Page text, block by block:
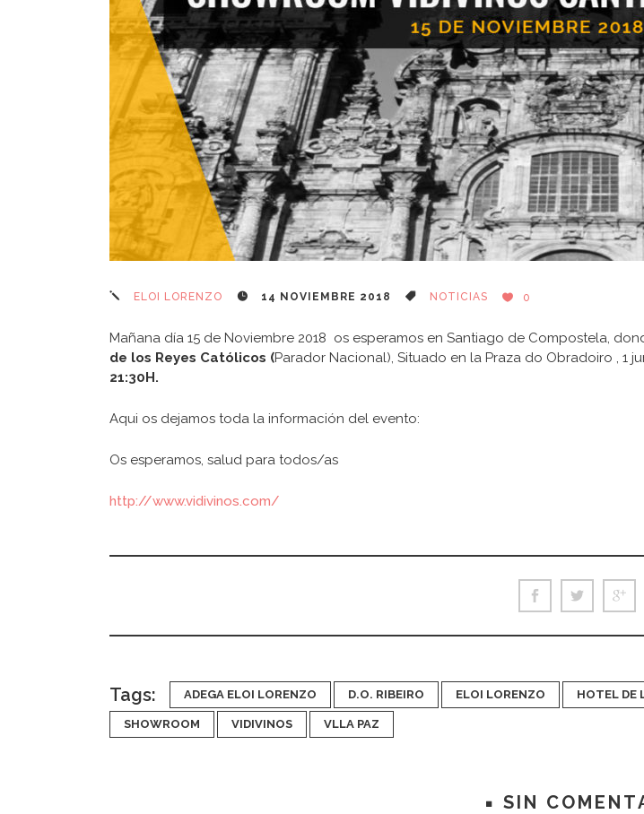
ELOI LORENZO 14 NOVIEMBRE 2018 NOTICIAS 0
Mañana día 15 de Noviembre 2018 os esperamos en Santiago de Compostela,
de los Reyes Católicos (Parador Nacional), Situado en la Praza do Obradoiro , 1
21:30H.
Aqui os dejamos toda la información del evento:
Os esperamos, salud para todos/as
http://www.vidivinos.com/
Tags: ADEGA ELOI LORENZO D.O. RIBEIRO ELOI LORENZO HOTEL DE
SHOWROOM VIDIVINOS VLLA PAZ
SIN